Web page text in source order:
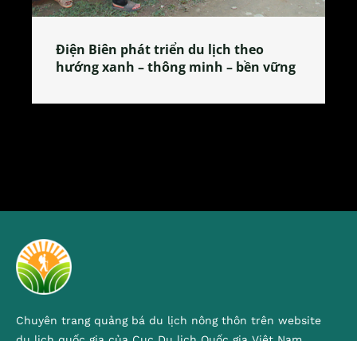
Làng làm bánh tẻ Phú Nhi – nơi lan
tỏa đặc sản xứ Đoài
Chuyên trang quảng bá du lịch nông thôn trên website